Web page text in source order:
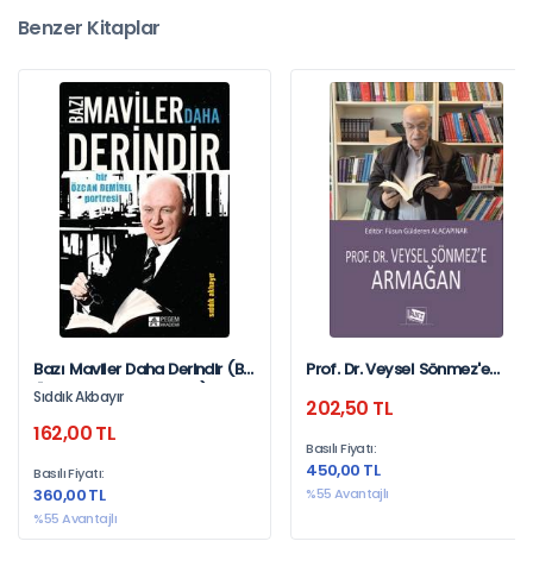
Benzer Kitaplar
Bazı Maviler Daha Derindir (Bir
Özcan Demirel Portresi)
Sıddık Akbayır
162,00 TL
Basılı Fiyatı:
360,00 TL
%55 Avantajlı
Prof. Dr. Veysel Sönmez'e
202,50 TL
Basılı Fiyatı:
450,00 TL
%55 Avantajlı